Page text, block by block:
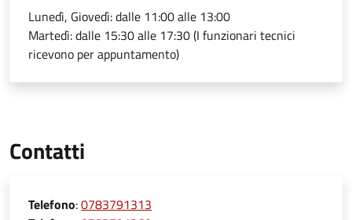
Lunedì, Giovedì: dalle 11:00 alle 13:00
Martedì: dalle 15:30 alle 17:30 (I funzionari tecnici
ricevono per appuntamento)
Contatti
Telefono:0783791313